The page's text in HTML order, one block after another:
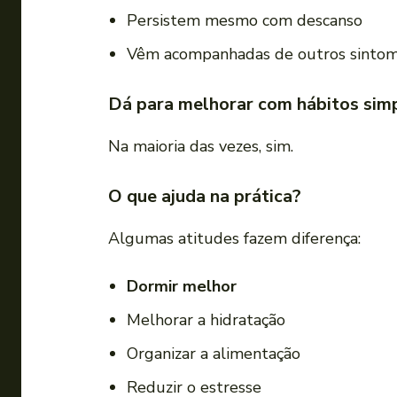
Persistem mesmo com descanso
Vêm acompanhadas de outros
Dá para melhorar com hábitos
Na maioria das vezes, sim.
O que ajuda na prática?
Algumas atitudes fazem diferença:
Dormir melhor
Melhorar a hidratação
Organizar a alimentação
Reduzir o estresse